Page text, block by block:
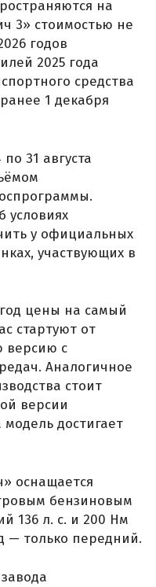
на
3» стоимостью не
годов
2025 года
средства
1 декабря
31 августа
у официальных
участвующих в
цены на самый
стартуют от
версию с
Аналогичное
стоит
версии
достигает
оснащается
бензиновым
136 л. с. и 200 Нм
— только передний.